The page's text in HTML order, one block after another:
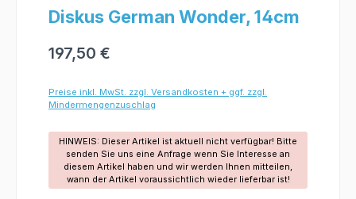
Diskus German Wonder, 14cm
197,50 €
Preise inkl. MwSt. zzgl. Versandkosten + ggf. zzgl.
Mindermengenzuschlag
HINWEIS: Dieser Artikel ist aktuell nicht verfügbar! Bitte
senden Sie uns eine Anfrage wenn Sie Interesse an
diesem Artikel haben und wir werden Ihnen mitteilen,
wann der Artikel voraussichtlich wieder lieferbar ist!